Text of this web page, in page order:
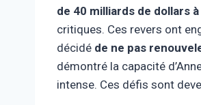
de 40 milliards de dollars
critiques. Ces revers ont
décidé de ne pas
démontré la capacité
intense. Ces défis sont